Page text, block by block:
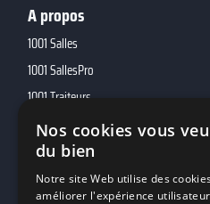
A propos
1001 Salles
1001 SallesPro
1001 Traiteurs
1001 DJ
10h01
MP2
Nos cookies vous
du bien
Notre site Web utilise des
améliorer l'expérience